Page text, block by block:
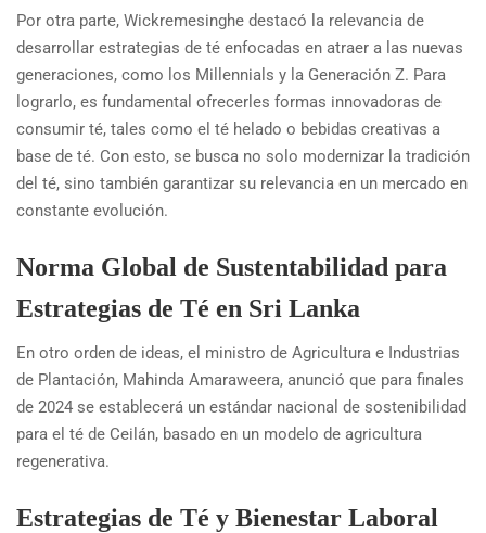
Por otra parte, Wickremesinghe destacó la relevancia de
desarrollar estrategias de té enfocadas en atraer a las nuevas
generaciones, como los Millennials y la Generación Z. Para
lograrlo, es fundamental ofrecerles formas innovadoras de
consumir té, tales como el té helado o bebidas creativas a
base de té. Con esto, se busca no solo modernizar la tradición
del té, sino también garantizar su relevancia en un mercado en
constante evolución.
Norma Global de Sustentabilidad para
Estrategias de Té en Sri Lanka
En otro orden de ideas, el ministro de Agricultura e Industrias
de Plantación, Mahinda Amaraweera, anunció que para finales
de 2024 se establecerá un estándar nacional de sostenibilidad
para el té de Ceilán, basado en un modelo de agricultura
regenerativa.
Estrategias de Té y Bienestar Laboral